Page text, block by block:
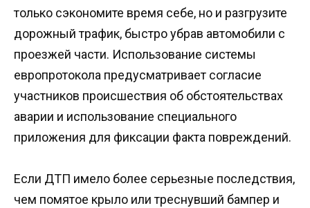
только сэкономите время себе, но и разгрузите
дорожный трафик, быстро убрав автомобили с
проезжей части. Использование системы
европротокола предусматривает согласие
участников происшествия об обстоятельствах
аварии и использование специального
приложения для фиксации факта повреждений.
Если ДТП имело более серьезные последствия,
чем помятое крыло или треснувший бампер и